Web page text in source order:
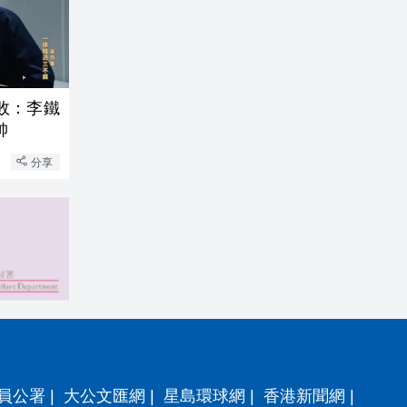
：李鐵
分享
公署 | 大公文匯網 | 星島環球網 | 香港新聞網 |